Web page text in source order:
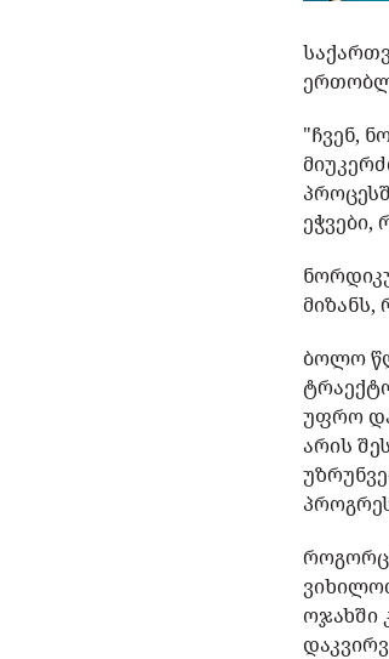
"ჩვენ,
ბოლო
უფრო
არის
როგორც
ოჯახში